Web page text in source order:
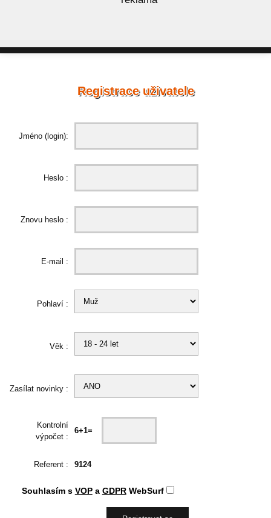
Registrace uživatele
Jméno (login):
Heslo :
Znovu heslo :
E-mail :
Pohlaví :
Věk :
Zasílat novinky :
Kontrolní
výpočet :
6+1=
Referent : 9124
Souhlasím s VOPa GDPRWebSurf